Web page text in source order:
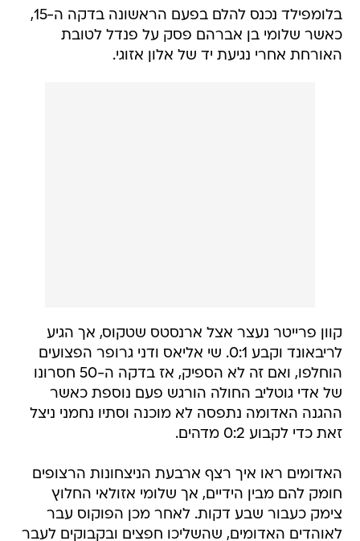
בלומפילד נכנס להלם בפעם הראשונה בדקה ה-15,
כאשר שלומי בן אברהם פסק על פנדל לטובת
האורחת אחרי נגיעת יד של אלון אזוגי.
קוון פרייטר נעצר אצל ארנסטס שטקוס, אך הגיע
לריבאונד וקבע 0:1. שי אליאס ודני גרופר הפצועים
הוחלפו, ואם זה לא הספיק, אז בדקה ה-50 חסרונו
של אדי גוטליב החולה הורגש פעם נוספת כאשר
ההגנה האדומה נתפסה לא מוכנה וסתיו נחמני ניצל
זאת כדי לקבוע 0:2 מדהים.
האדומים ראו איך רצף ארבעת הניצחונות הרצופים
חומק להם מבין הידיים, אך שלומי אזולאי החלוץ
צימק כעבור שבע דקות. לאחר מכן הפוקוס עבר
לאוהדים האדומים, שהשליכו חפצים ובקבוקים לעבר